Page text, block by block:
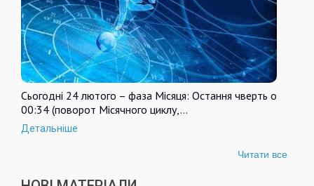
Сьогодні 24 лютого – фаза Місяця: Остання чверть о
00:34 (поворот Місячного циклу,…
Детальніше
Читати все